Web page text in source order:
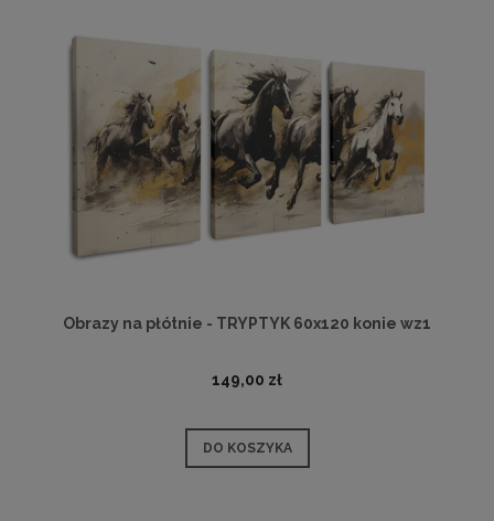
Obrazy na płótnie - TRYPTYK 60x120 konie wz1
149,00 zł
DO KOSZYKA